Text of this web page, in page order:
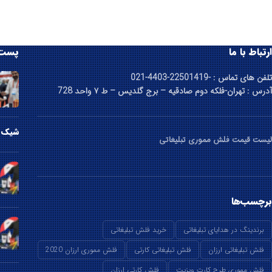
ارتباط با ما
تلفن های تماس : -22501419-4403-021
آدرس : تهران-فلکه دوم صادقیه – برج گلدیس – ط ۷ واحد 728
لیست قیمت فلش مموری تبلیغاتی
برچسب‌ها
برندینگ در هدایای تبلیغاتی
خرید فلش تبلیغاتی
فلش تبلیغاتی ارزان
فلش تبلیغاتی کارتی
فلش مموری ارزان 2020
شیک